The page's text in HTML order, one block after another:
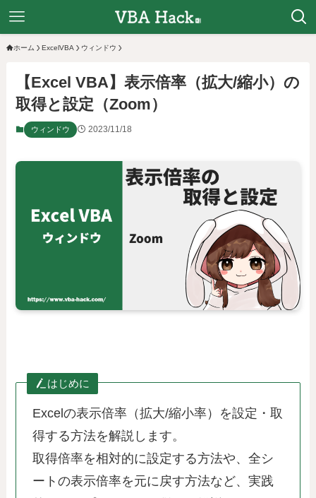
ホーム ExcelVBA ウィンドウ
【Excel VBA】表示倍率（拡大/縮小）の
取得と設定（Zoom）
ウィンドウ 2023/11/18
はじめに
Excelの表示倍率（拡大/縮小率）を設定・取
得する方法を解説します。
取得倍率を相対的に設定する方法や、全シ
ートの表示倍率を元に戻す方法など、実践